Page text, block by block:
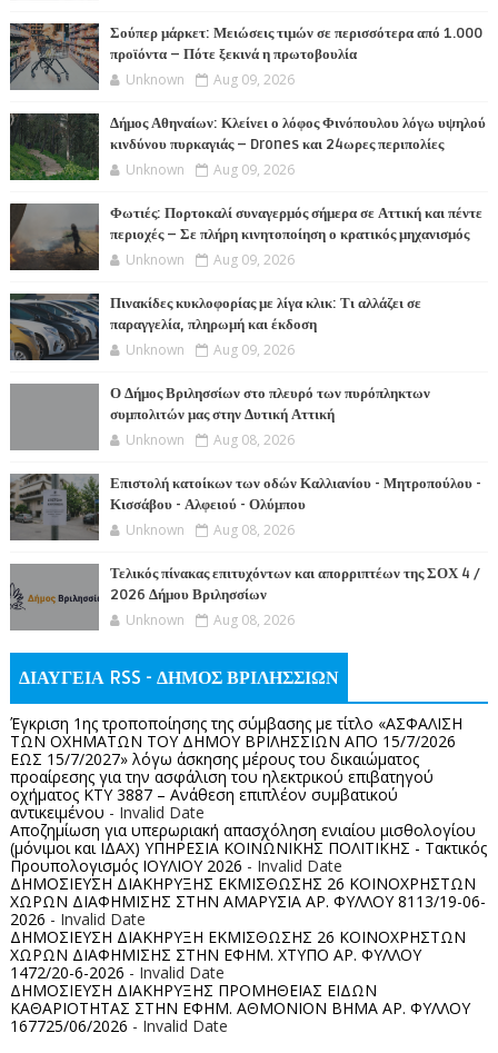
Σούπερ μάρκετ: Μειώσεις τιμών σε περισσότερα από 1.000
προϊόντα – Πότε ξεκινά η πρωτοβουλία
Unknown Aug 09, 2026
Δήμος Αθηναίων: Κλείνει ο λόφος Φινόπουλου λόγω υψηλού
κινδύνου πυρκαγιάς – Drones και 24ωρες περιπολίες
Unknown Aug 09, 2026
Φωτιές: Πορτοκαλί συναγερμός σήμερα σε Αττική και πέντε
περιοχές – Σε πλήρη κινητοποίηση ο κρατικός μηχανισμός
Unknown Aug 09, 2026
Πινακίδες κυκλοφορίας με λίγα κλικ: Τι αλλάζει σε
παραγγελία, πληρωμή και έκδοση
Unknown Aug 09, 2026
Ο Δήμος Βριλησσίων στο πλευρό των πυρόπληκτων
συμπολιτών μας στην Δυτική Αττική
Unknown Aug 08, 2026
Επιστολή κατοίκων των οδών Καλλιανίου - Μητροπούλου -
Κισσάβου - Αλφειού - Ολύμπου
Unknown Aug 08, 2026
Τελικός πίνακας επιτυχόντων και απορριπτέων της ΣΟΧ 4 /
2026 Δήμου Βριλησσίων
Unknown Aug 08, 2026
ΔΙΑΥΓΕΙΑ RSS - ΔΗΜΟΣ ΒΡΙΛΗΣΣΙΩΝ
Έγκριση 1ης τροποποίησης της σύμβασης με τίτλο «ΑΣΦΑΛΙΣΗ
ΤΩΝ ΟΧΗΜΑΤΩΝ ΤΟΥ ΔΗΜΟΥ ΒΡΙΛΗΣΣΙΩΝ ΑΠΟ 15/7/2026
ΕΩΣ 15/7/2027» λόγω άσκησης μέρους του δικαιώματος
προαίρεσης για την ασφάλιση του ηλεκτρικού επιβατηγού
οχήματος ΚΤΥ 3887 – Ανάθεση επιπλέον συμβατικού
αντικειμένου - Invalid Date
Αποζημίωση για υπερωριακή απασχόληση ενιαίου μισθολογίου
(μόνιμοι και ΙΔΑΧ) ΥΠΗΡΕΣΙΑ ΚΟΙΝΩΝΙΚΗΣ ΠΟΛΙΤΙΚΗΣ - Τακτικός
Προυπολογισμός ΙΟΥΛΙΟΥ 2026 - Invalid Date
ΔΗΜΟΣΙΕΥΣΗ ΔΙΑΚΗΡΥΞΗΣ ΕΚΜΙΣΘΩΣΗΣ 26 ΚΟΙΝΟΧΡΗΣΤΩΝ
ΧΩΡΩΝ ΔΙΑΦΗΜΙΣΗΣ ΣΤΗΝ ΑΜΑΡΥΣΙΑ ΑΡ. ΦΥΛΛΟΥ 8113/19-06-
2026 - Invalid Date
ΔΗΜΟΣΙΕΥΣΗ ΔΙΑΚΗΡΥΞΗ ΕΚΜΙΣΘΩΣΗΣ 26 ΚΟΙΝΟΧΡΗΣΤΩΝ
ΧΩΡΩΝ ΔΙΑΦΗΜΙΣΗΣ ΣΤΗΝ ΕΦΗΜ. ΧΤΥΠΟ ΑΡ. ΦΥΛΛΟΥ
1472/20-6-2026 - Invalid Date
ΔΗΜΟΣΙΕΥΣΗ ΔΙΑΚΗΡΥΞΗΣ ΠΡΟΜΗΘΕΙΑΣ ΕΙΔΩΝ
ΚΑΘΑΡΙΟΤΗΤΑΣ ΣΤΗΝ ΕΦΗΜ. ΑΘΜΟΝΙΟΝ ΒΗΜΑ ΑΡ. ΦΥΛΛΟΥ
167725/06/2026 - Invalid Date